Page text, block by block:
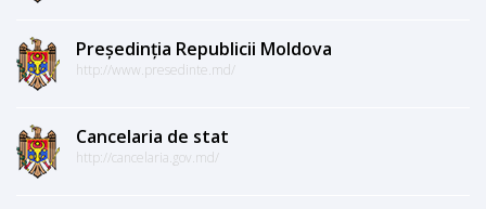
Președinția Republicii Moldova
http://www.presedinte.md/
Cancelaria de stat
http://cancelaria.gov.md/